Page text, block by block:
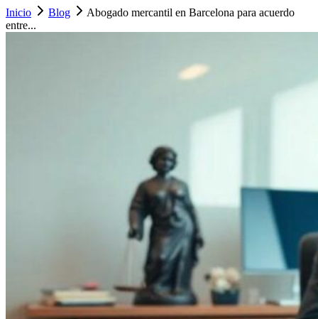
Inicio Blog
Abogado mercantil en Barcelona para acuerdo
entre...